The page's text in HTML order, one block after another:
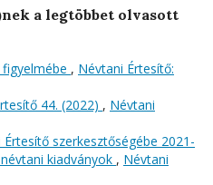
a legtöbbet olvasott
, Névtani Értesítő:
44. (2022) , Névtani
szerkesztőségébe 2021-
kiadványok , Névtani